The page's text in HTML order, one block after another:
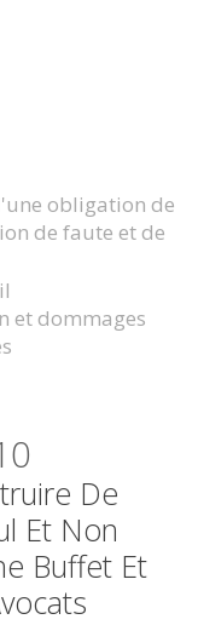
obligation de
de faute et de
et dommages
De
Et Non
Buffet Et